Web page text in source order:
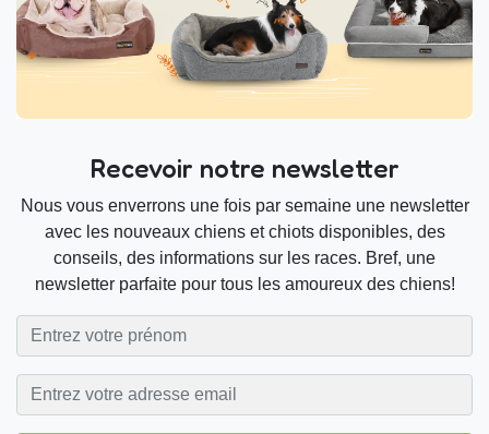
Recevoir notre newsletter
Nous vous enverrons une fois par semaine une newsletter
avec les nouveaux chiens et chiots disponibles, des
conseils, des informations sur les races. Bref, une
newsletter parfaite pour tous les amoureux des chiens!